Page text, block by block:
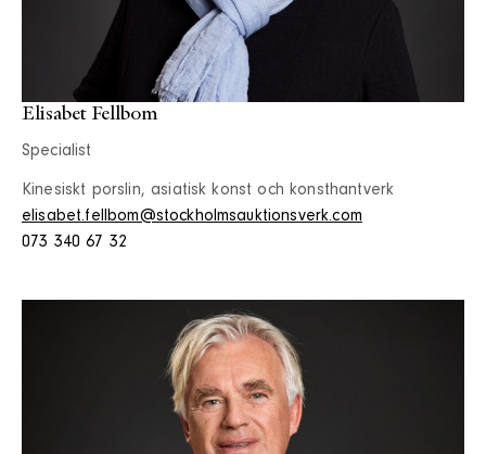
Elisabet Fellbom
Specialist
Kinesiskt porslin, asiatisk konst och konsthantverk
elisabet.fellbom@stockholmsauktionsverk.com
073 340 67 32